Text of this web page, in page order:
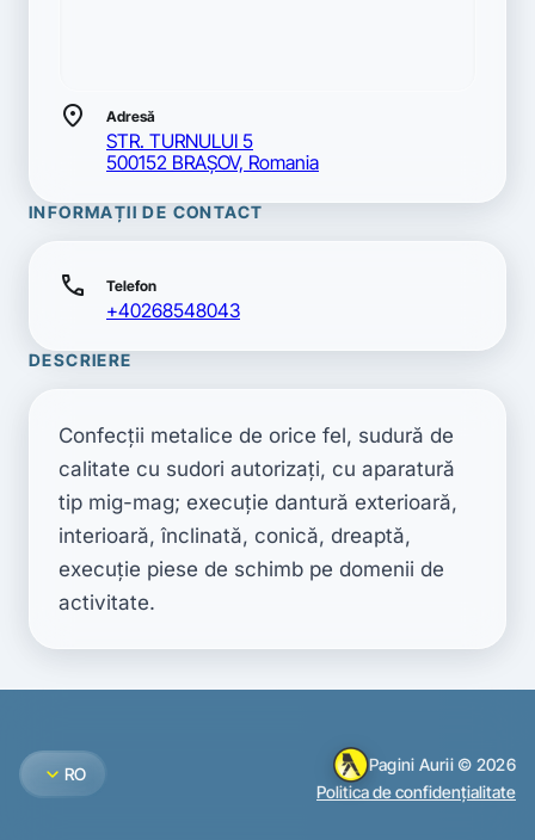
location_on Adresă
STR. TURNULUI 5
500152 BRAŞOV, Romania
INFORMAȚII DE CONTACT
call Telefon
+40268548043
DESCRIERE
Confecţii metalice de orice fel, sudură de
calitate cu sudori autorizaţi, cu aparatură
tip mig-mag; execuţie dantură exterioară,
interioară, înclinată, conică, dreaptă,
execuţie piese de schimb pe domenii de
activitate.
expand_more RO
Pagini Aurii © 2026
Politica de confidențialitate